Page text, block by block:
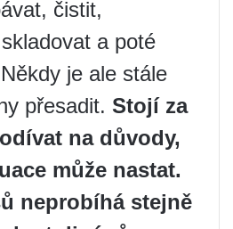
čistit,
a poté
je ale stále
přesadit. Stojí za
na důvody,
může nastat.
neprobíhá stejně